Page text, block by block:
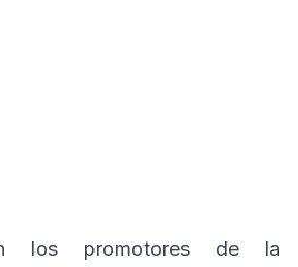
los promotores de la